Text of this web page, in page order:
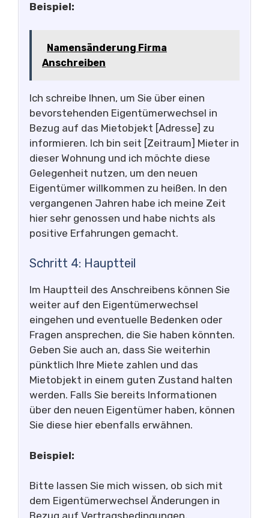
Beispiel:
Namensänderung Firma
Anschreiben
Ich schreibe Ihnen, um Sie über einen
bevorstehenden Eigentümerwechsel in
Bezug auf das Mietobjekt [Adresse] zu
informieren. Ich bin seit [Zeitraum] Mieter in
dieser Wohnung und ich möchte diese
Gelegenheit nutzen, um den neuen
Eigentümer willkommen zu heißen. In den
vergangenen Jahren habe ich meine Zeit
hier sehr genossen und habe nichts als
positive Erfahrungen gemacht.
Schritt 4: Hauptteil
Im Hauptteil des Anschreibens können Sie
weiter auf den Eigentümerwechsel
eingehen und eventuelle Bedenken oder
Fragen ansprechen, die Sie haben könnten.
Geben Sie auch an, dass Sie weiterhin
pünktlich Ihre Miete zahlen und das
Mietobjekt in einem guten Zustand halten
werden. Falls Sie bereits Informationen
über den neuen Eigentümer haben, können
Sie diese hier ebenfalls erwähnen.
Beispiel:
Bitte lassen Sie mich wissen, ob sich mit
dem Eigentümerwechsel Änderungen in
Bezug auf Vertragsbedingungen,